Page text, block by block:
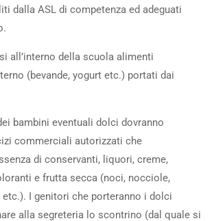
dalla ASL di competenza ed adeguati
all’interno della scuola alimenti
(bevande, yogurt etc.) portati dai
bambini eventuali dolci dovranno
commerciali autorizzati che
di conservanti, liquori, creme,
e frutta secca (noci, nocciole,
I genitori che porteranno i dolci
alla segreteria lo scontrino (dal quale si